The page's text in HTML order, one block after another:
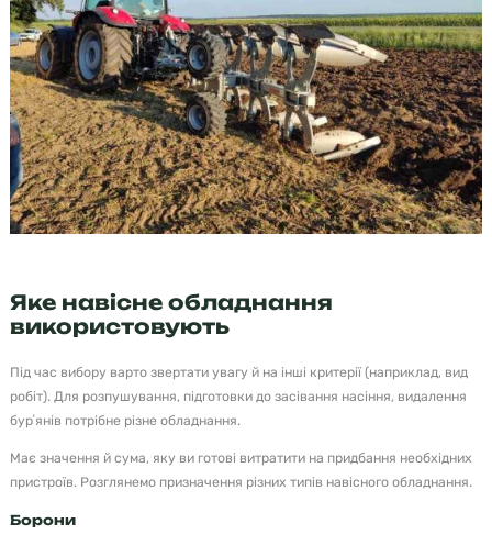
Яке навісне обладнання
використовують
Під час вибору варто звертати увагу й на інші критерії (наприклад, вид
робіт). Для розпушування, підготовки до засівання насіння, видалення
бурʼянів потрібне різне обладнання.
Має значення й сума, яку ви готові витратити на придбання необхідних
пристроїв. Розглянемо призначення різних типів навісного обладнання.
Борони